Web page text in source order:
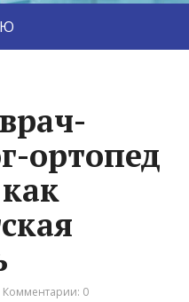
ортопед
Комментарии: 0